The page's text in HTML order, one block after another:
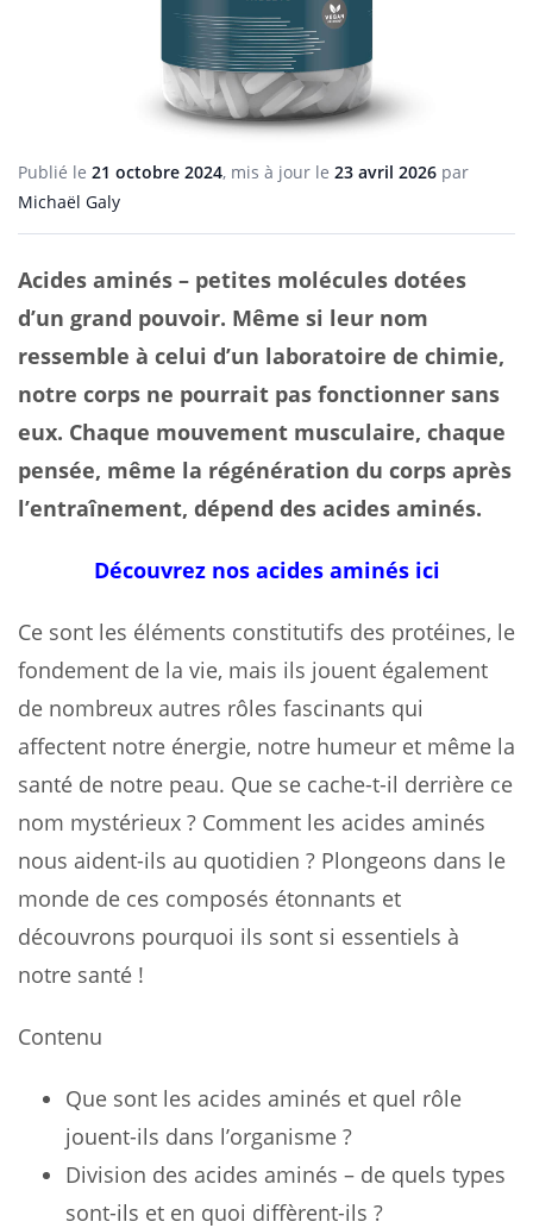
Publié le 21 octobre 2024, mis à jour le 23 avril 2026 par
Michaël Galy
Acides aminés – petites molécules dotées
d’un grand pouvoir. Même si leur nom
ressemble à celui d’un laboratoire de chimie,
notre corps ne pourrait pas fonctionner sans
eux. Chaque mouvement musculaire, chaque
pensée, même la régénération du corps après
l’entraînement, dépend des acides aminés.
Découvrez nos acides aminés ici
Ce sont les éléments constitutifs des protéines, le
fondement de la vie, mais ils jouent également
de nombreux autres rôles fascinants qui
affectent notre énergie, notre humeur et même la
santé de notre peau. Que se cache-t-il derrière ce
nom mystérieux ? Comment les acides aminés
nous aident-ils au quotidien ? Plongeons dans le
monde de ces composés étonnants et
découvrons pourquoi ils sont si essentiels à
notre santé !
Contenu
Que sont les acides aminés et quel rôle
jouent-ils dans l’organisme ?
Division des acides aminés – de quels types
sont-ils et en quoi diffèrent-ils ?